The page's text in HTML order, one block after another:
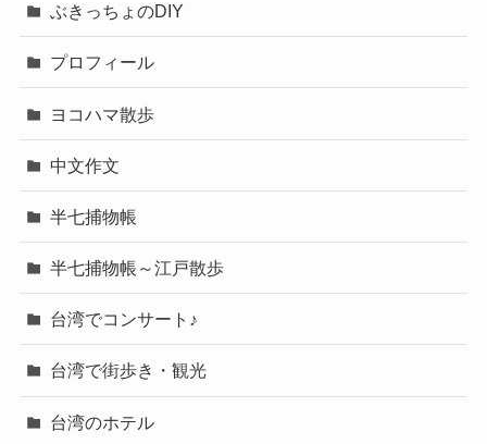
ぶきっちょのDIY
プロフィール
ヨコハマ散歩
中文作文
半七捕物帳
半七捕物帳～江戸散歩
台湾でコンサート♪
台湾で街歩き・観光
台湾のホテル